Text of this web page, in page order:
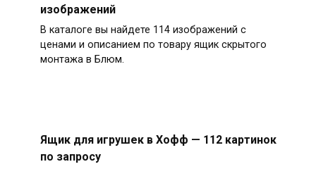
изображений
В каталоге вы найдете 114 изображений с
ценами и описанием по товару ящик скрытого
монтажа в Блюм.
Ящик для игрушек в Хофф — 112 картинок
по запросу